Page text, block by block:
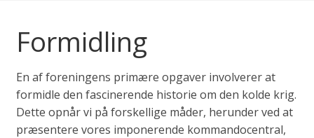
Formidling
En af foreningens primære opgaver involverer at
formidle den fascinerende historie om den kolde krig.
Dette opnår vi på forskellige måder, herunder ved at
præsentere vores imponerende kommandocentral,